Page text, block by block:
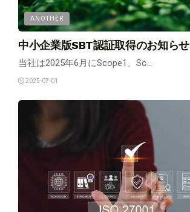
ANOTHER
中小企業版SBT認証取得のお知らせ
当社は2025年6月にScope1、Sc...
2025-07-01